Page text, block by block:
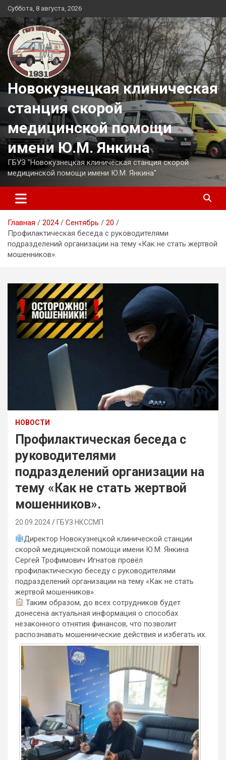
Перейти
к
содержимому
Суббота, 8 августа, 2026
Новокузнецкая клиническая
станция скорой
медицинской помощи
имени Ю.М. Янкина
ГБУЗ "Новокузнецкая клиническая станция скорой
медицинской помощи имени Ю.М. Янкина"
Главная 2024 Сентябрь
20
Профилактическая беседа с руководителями
подразделений организации на тему «Как не стать жертвой
мошенников».
НОВОСТИ
Профилактическая беседа с
руководителями
подразделений организации на
тему «Как не стать жертвой
мошенников».
20.09.2024 ГБУЗ НКССМП
Директор Новокузнецкой клинической станции
скорой медицинской помощи имени Ю.М. Янкина
Сергей Трофимович Игнатов провёл
профилактическую беседу с руководителями
подразделений организации на тему «Как не стать
жертвой мошенников».
Таким образом, до всех сотрудников будет
донесена актуальная информация о способах
незаконного отнятия финансов, что позволит
распознавать мошеннические действия и избегать их.